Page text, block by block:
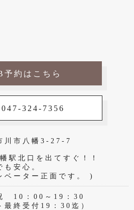
予約はこちら
324-7356
川市八幡3-27-7
駅北口を出てすぐ！！
も安心。
ベーター正面です。 )
10：00～19：30
最終受付19：30迄）